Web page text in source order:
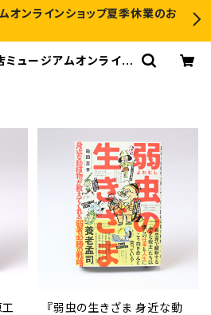
オンラインショップ夏季休業のお
ュージアムオンライン
『弱虫の生きざま 身近な動